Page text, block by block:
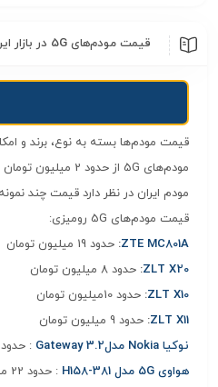
قیمت مودم‌های 5G در بازار ایران
قیمت مودم‌ها بسته به نوع، برند و
مودم ایران در نظر دارد قیمت چند
قیمت مودم‌های 5G رومیزی:
ZTE MC801A
: حدود 19 میلیون تومان
ZLT X20
: حدود 8 میلیون تومان
ZLT X10
: حدود 10میلیون تومان
ZLT X11
: حدود 9 میلیون تومان
نوکیا Nokia مدلGateway 3.2
: حدود 10 میلیون
هواوی 5G مدل H158-381
: حدود 22 میلیون